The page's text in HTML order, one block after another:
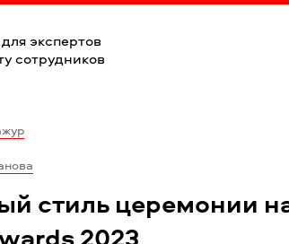
экспертов
сотрудников
стиль церемонии